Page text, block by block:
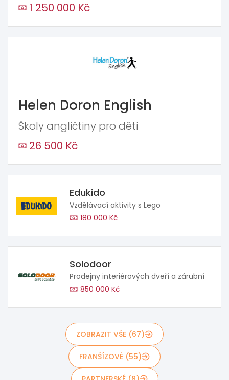
1 250 000 Kč
Helen Doron English
Školy angličtiny pro děti
26 500 Kč
Edukido
Vzdělávací aktivity s Lego
180 000 Kč
Solodoor
Prodejny interiérových dveří a zárubní
850 000 Kč
ZOBRAZIT VŠE (67)
FRANŠÍZOVÉ (55)